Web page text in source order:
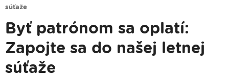
súťaže
Byť patrónom sa oplatí:
Zapojte sa do našej letnej
súťaže